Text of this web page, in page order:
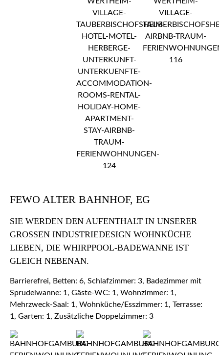
FEWO ALTER BAHNHOF, EG
SIE WERDEN DEN AUFENTHALT IN UNSERER
GROSSEN INDUSTRIEDESIGN WOHNKÜCHE L
IEBEN, DIE WHIRPPOOL-BADEWANNE IST G
LEICH NEBENAN.
Barrierefrei, Betten: 6, Schlafzimmer: 3, Badezimmer mit
Sprudelwanne: 1, Gäste-WC: 1, Wohnzimmer: 1,
Mehrzweck-Saal: 1, Wohnküche/Esszimmer: 1, Terrasse:
1, Garten: 1, Zusätzliche Doppelzimmer: 3